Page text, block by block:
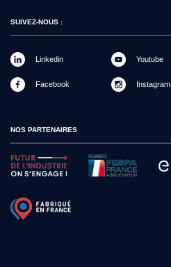
SUIVEZ-NOUS :
Linkedin
Facebook
Youtube
Instagram
NOS PARTENAIRES